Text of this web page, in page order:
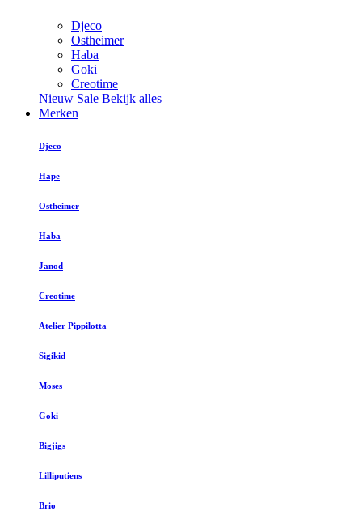
Djeco
Ostheimer
Haba
Goki
Creotime
Nieuw Sale Bekijk alles
Merken
Djeco
Hape
Ostheimer
Haba
Janod
Creotime
Atelier Pippilotta
Sigikid
Moses
Goki
Bigjigs
Lilliputiens
Brio